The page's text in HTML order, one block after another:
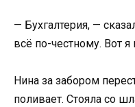
— Бухгалтерия, —
всё по-честному. Вот я
Нина за забором
поливает. Стояла со